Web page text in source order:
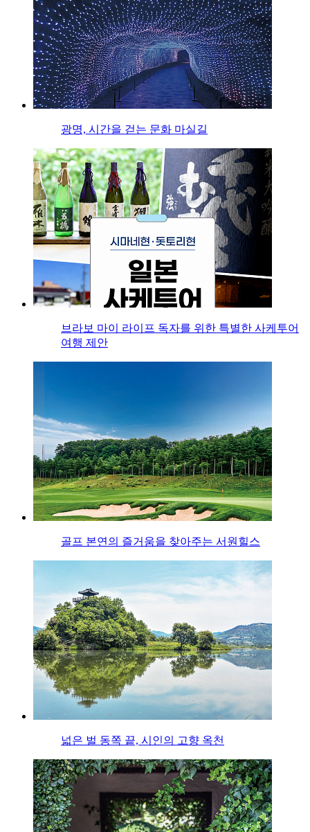
광명, 시간을 걷는 문화 마실길
브라보 마이 라이프 독자를 위한 특별한 사케투어
여행 제안
골프 본연의 즐거움을 찾아주는 서원힐스
넓은 벌 동쪽 끝, 시인의 고향 옥천